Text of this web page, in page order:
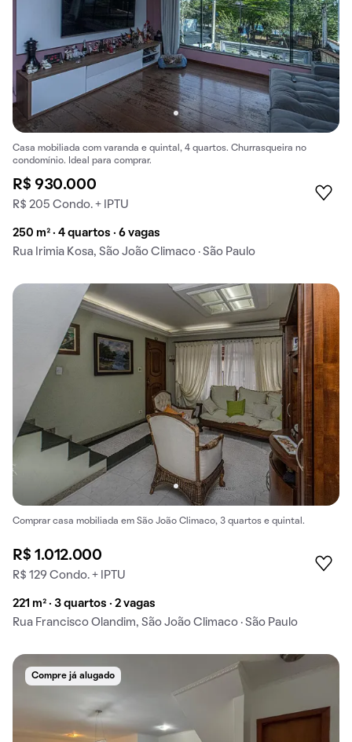
Casa mobiliada com varanda e quintal, 4 quartos. Churrasqueira no
condomínio. Ideal para comprar.
R$ 930.000
R$ 205 Condo. + IPTU
250 m² · 4 quartos · 6 vagas
Rua Irimia Kosa, São João Climaco · São Paulo
Comprar casa mobiliada em São João Climaco, 3 quartos e quintal.
R$ 1.012.000
R$ 129 Condo. + IPTU
221 m² · 3 quartos · 2 vagas
Rua Francisco Olandim, São João Climaco · São Paulo
Compre já alugado